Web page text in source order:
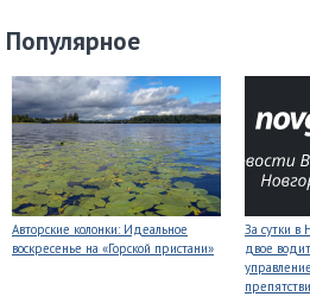
Популярное
Авторские колонки: Идеальное
воскресенье на «Горской пристани»
За сутки в
двое